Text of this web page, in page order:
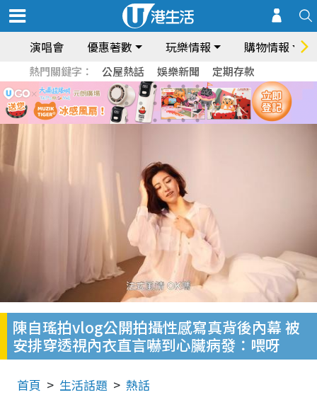
演唱會 優惠著數 玩樂情報 購物情報
熱門關鍵字： 公屋熱話 娛樂新聞 定期存款
陳自瑤拍vlog公開拍攝性感寫真背後內幕 被
安排穿透視內衣直言嚇到心臟病發：喂呀
首頁 生活話題 熱話